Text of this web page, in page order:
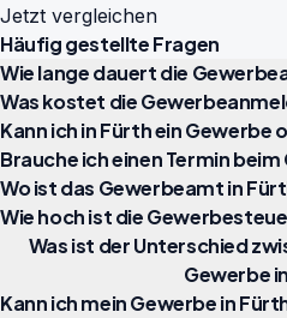
Jetzt vergleichen
Häufig gestellte Fragen
Wie lange dauert die
Was kostet die
Kann ich in Fürth ein Gewerbe
Brauche ich einen Termin
Wo ist das Gewerbeamt in
Wie hoch ist die
Was ist der Unterschied
Gewerbe
Kann ich mein Gewerbe in